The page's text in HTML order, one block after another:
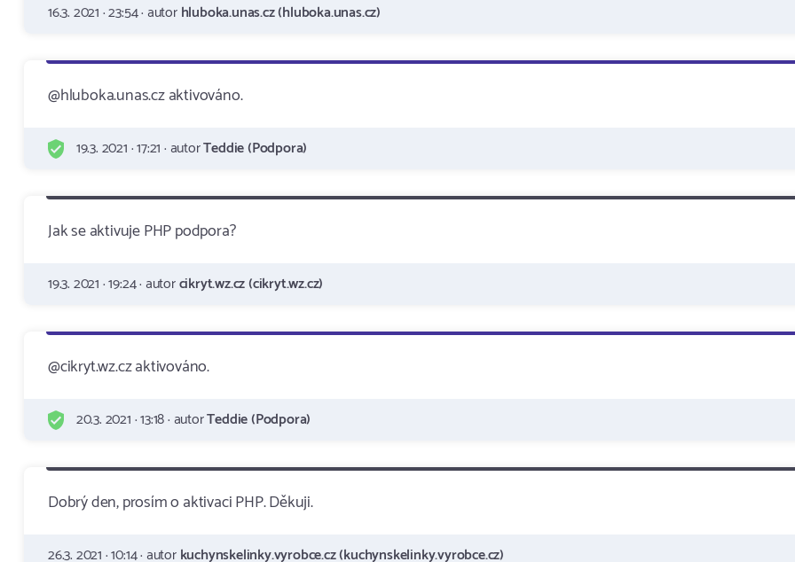
16.3. 2021 · 23:54 · autorhluboka.unas.cz (hluboka.unas.cz)
@hluboka.unas.cz aktivováno.
19.3. 2021 · 17:21 · autorTeddie (Podpora)
Jak se aktivuje PHP podpora?
19.3. 2021 · 19:24 · autorcikryt.wz.cz (cikryt.wz.cz)
@cikryt.wz.cz aktivováno.
20.3. 2021 · 13:18 · autorTeddie (Podpora)
Dobrý den, prosím o aktivaci PHP. Děkuji.
26.3. 2021 · 10:14 · autorkuchynskelinky.vyrobce.cz (kuchynskelinky.vyrobce.cz)